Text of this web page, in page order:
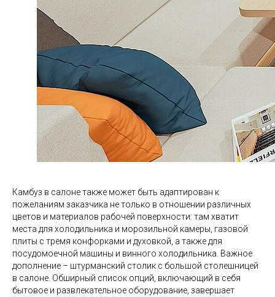
Камбуз в салоне также может быть адаптирован к
пожеланиям заказчика не только в отношении различных
цветов и материалов рабочей поверхности: там хватит
места для холодильника и морозильной камеры, газовой
плиты с тремя конфорками и духовкой, а также для
посудомоечной машины и винного холодильника. Важное
дополнение – штурманский столик с большой столешницей
в салоне. Обширный список опций, включающий в себя
бытовое и развлекательное оборудование, завершает